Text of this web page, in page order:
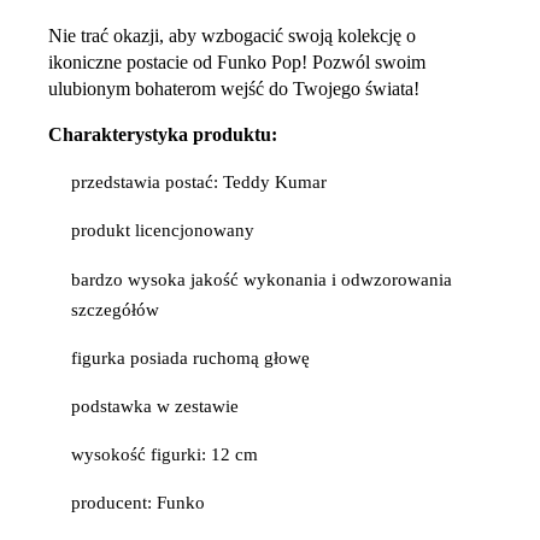
Nie trać okazji, aby wzbogacić swoją kolekcję o
ikoniczne postacie od Funko Pop! Pozwól swoim
ulubionym bohaterom wejść do Twojego świata!
Charakterystyka produktu:
przedstawia postać: Teddy Kumar
produkt licencjonowany
bardzo wysoka jakość wykonania i odwzorowania
szczegółów
figurka posiada ruchomą głowę
podstawka w zestawie
wysokość figurki: 12 cm
producent: Funko